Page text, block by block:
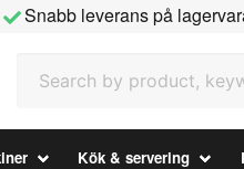
Snabb leverans på
Kök & servering